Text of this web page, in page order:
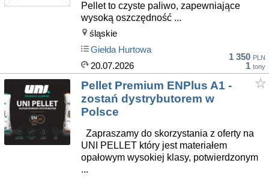
Pellet to czyste paliwo, zapewniające
wysoką oszczędność ...
śląskie
Giełda Hurtowa
20.07.2026
1 350 PLN
1 tony
Pellet Premium ENPlus A1 -
zostań dystrybutorem w
Polsce
Zapraszamy do skorzystania z oferty na
UNI PELLET który jest materiałem
opałowym wysokiej klasy, potwierdzonym
...